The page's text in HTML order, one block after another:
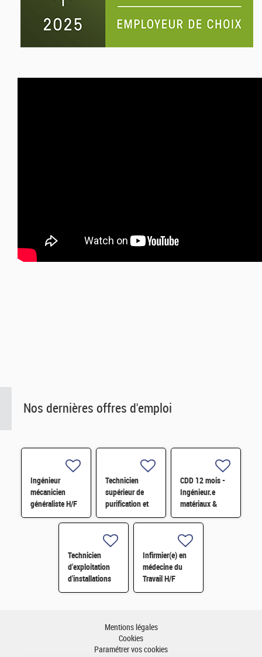
Nos dernières offres d'emploi
Ingénieur
mécanicien
généraliste H/F
Technicien
supérieur de
purification et
fabrication en
chaine blindée
H/F
CDD 12 mois -
Ingénieur.e
matériaux &
soudage H/F
Technicien
d'exploitation
d'installations
H/F
Infirmier(e) en
médecine du
Travail H/F
Mentions légales
Cookies
Paramétrer vos cookies